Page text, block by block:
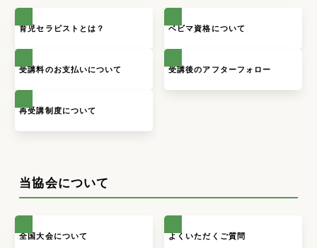
育児セラピストとは？ ベビマ資格について
受講料のお支払いについて 受講後のアフターフォロー
再受講制度について
当協会について
全国大会について よくいただくご質問